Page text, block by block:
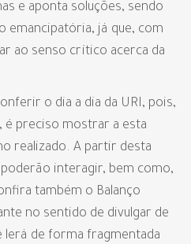
e aponta soluções, sendo
emancipatória, já que, com
ao senso crítico acerca da
o dia a dia da URI, pois,
é preciso mostrar a esta
realizado. A partir desta
interagir, bem como,
também o Balanço
no sentido de divulgar de
lerá de forma fragmentada